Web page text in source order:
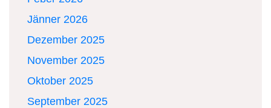
Jänner 2026
Dezember 2025
November 2025
Oktober 2025
September 2025